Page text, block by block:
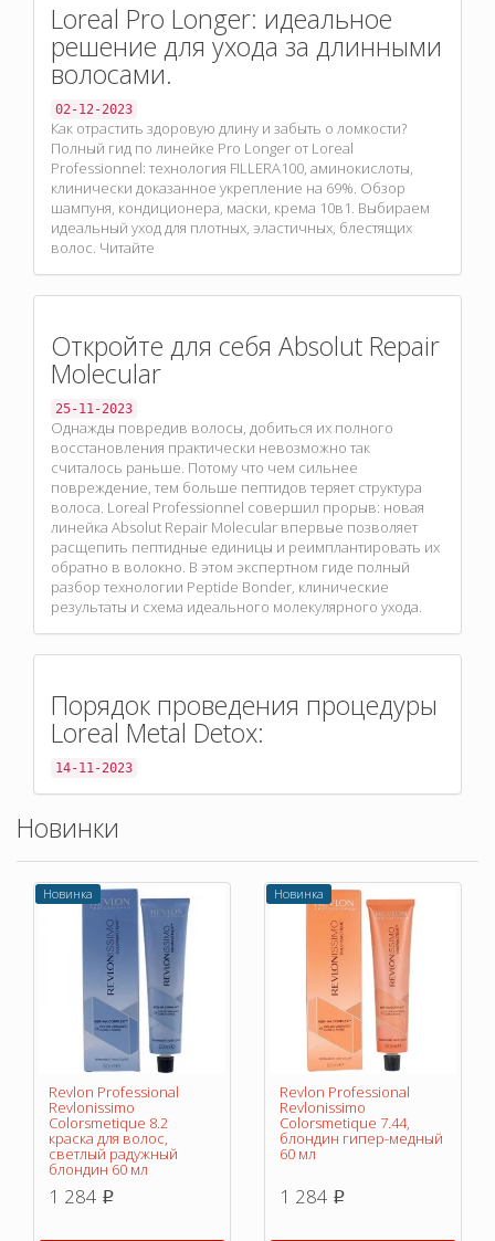
Loreal Pro Longer: идеальное
решение для ухода за длинными
волосами.
02-12-2023
Как отрастить здоровую длину и забыть о ломкости?
Полный гид по линейке Pro Longer от Loreal
Professionnel: технология FILLERA100, аминокислоты,
клинически доказанное укрепление на 69%. Обзор
шампуня, кондиционера, маски, крема 10в1. Выбираем
идеальный уход для плотных, эластичных, блестящих
волос. Читайте
Откройте для себя Absolut Repair
Molecular
25-11-2023
Однажды повредив волосы, добиться их полного
восстановления практически невозможно так
считалось раньше. Потому что чем сильнее
повреждение, тем больше пептидов теряет структура
волоса. Loreal Professionnel совершил прорыв: новая
линейка Absolut Repair Molecular впервые позволяет
расщепить пептидные единицы и реимплантировать их
обратно в волокно. В этом экспертном гиде полный
разбор технологии Peptide Bonder, клинические
результаты и схема идеального молекулярного ухода.
Порядок проведения процедуры
Loreal Metal Detox:
14-11-2023
Новинки
Новинка
Revlon Professional
Revlonissimo
Colorsmetique 8.2
краска для волос,
светлый радужный
блондин 60 мл
1 284 p
Новинка
Revlon Professional
Revlonissimo
Colorsmetique 7.44,
блондин гипер-медный
60 мл
1 284 p